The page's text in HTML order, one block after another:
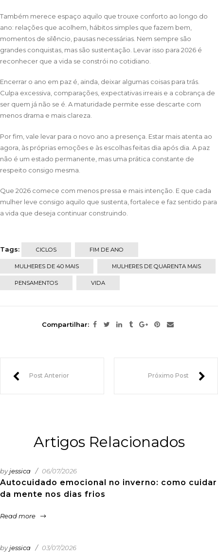
Também merece espaço aquilo que trouxe conforto ao longo do
ano: relações que acolhem, hábitos simples que fazem bem,
momentos de silêncio, pausas necessárias. Nem sempre são
grandes conquistas, mas são sustentação. Levar isso para 2026 é
reconhecer que a vida se constrói no cotidiano.
Encerrar o ano em paz é, ainda, deixar algumas coisas para trás.
Culpa excessiva, comparações, expectativas irreais e a cobrança de
ser quem já não se é. A maturidade permite esse descarte com
menos drama e mais clareza.
Por fim, vale levar para o novo ano a presença. Estar mais atenta ao
agora, às próprias emoções e às escolhas feitas dia após dia. A paz
não é um estado permanente, mas uma prática constante de
respeito consigo mesma.
Que 2026 comece com menos pressa e mais intenção. E que cada
mulher leve consigo aquilo que sustenta, fortalece e faz sentido para
a vida que deseja continuar construindo.
Tags: CICLOS FIM DE ANO
MULHERES DE 40 MAIS MULHERES DE QUARENTA MAIS
PENSAMENTOS VIDA
Compartilhar:
Post Anterior Próximo Post
Artigos Relacionados
Autocuidado emocional no inverno: como cuidar
da mente nos dias frios
byjessica 06/07/2026
Read more
byjessica 03/07/2026